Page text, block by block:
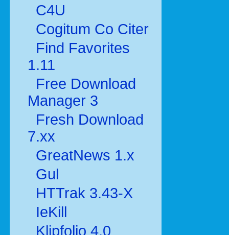
C4U
Cogitum Co Citer
Find Favorites
1.11
Free Download
Manager 3
Fresh Download
7.xx
GreatNews 1.x
Gul
HTTrak 3.43-X
IeKill
Klipfolio 4.0